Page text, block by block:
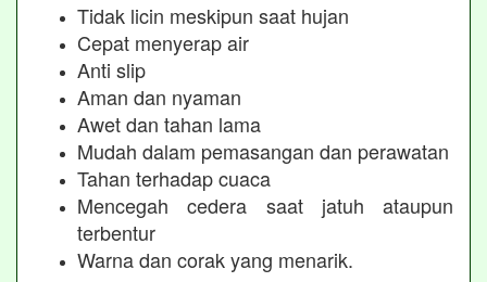
Tidak licin meskipun saat hujan
Cepat menyerap air
Anti slip
Aman dan nyaman
Awet dan tahan lama
Mudah dalam pemasangan dan perawatan
Tahan terhadap cuaca
Mencegah cedera saat jatuh ataupun
terbentur
Warna dan corak yang menarik.